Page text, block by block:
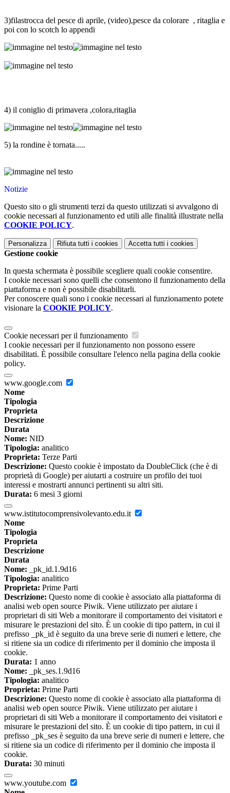
3)filastrocca del pesce di aprile, (video),pesce da colorare , ritaglia e
poi con lo scotch lo appendi
4) il coniglio di primavera ,colora,ritaglia
5) la rondine è tornata.....
Notizie
Questo sito o gli strumenti terzi da questo utilizzati si avvalgono di
cookie necessari al funzionamento ed utili alle finalità illustrate nella
COOKIE POLICY.
Personalizza Rifiuta tutti i cookies Accetta tutti i cookies
Gestione cookie
In questa schermata è possibile scegliere quali cookie consentire.
I cookie necessari sono quelli che consentono il funzionamento della
piattaforma e non è possibile disabilitarli.
Per conoscere quali sono i cookie necessari al funzionamento potete
visionare la COOKIE POLICY.
Cookie necessari per il funzionamento
I cookie necessari per il funzionamento non possono essere
disabilitati. È possibile consultare l'elenco nella pagina della cookie
policy.
www.google.com
Nome
Tipologia
Proprieta
Descrizione
Durata
Nome: NID
Tipologia: analitico
Proprieta: Terze Parti
Descrizione: Questo cookie è impostato da DoubleClick (che è di
proprietà di Google) per aiutarti a costruire un profilo dei tuoi
interessi e mostrarti annunci pertinenti su altri siti.
Durata: 6 mesi 3 giorni
www.istitutocomprensivolevanto.edu.it
Nome
Tipologia
Proprieta
Descrizione
Durata
Nome: _pk_id.1.9d16
Tipologia: analitico
Proprieta: Prime Parti
Descrizione: Questo nome di cookie è associato alla piattaforma di
analisi web open source Piwik. Viene utilizzato per aiutare i
proprietari di siti Web a monitorare il comportamento dei visitatori e
misurare le prestazioni del sito. È un cookie di tipo pattern, in cui il
prefisso _pk_id è seguito da una breve serie di numeri e lettere, che
si ritiene sia un codice di riferimento per il dominio che imposta il
cookie.
Durata: 1 anno
Nome: _pk_ses.1.9d16
Tipologia: analitico
Proprieta: Prime Parti
Descrizione: Questo nome di cookie è associato alla piattaforma di
analisi web open source Piwik. Viene utilizzato per aiutare i
proprietari di siti Web a monitorare il comportamento dei visitatori e
misurare le prestazioni del sito. È un cookie di tipo pattern, in cui il
prefisso _pk_ses è seguito da una breve serie di numeri e lettere, che
si ritiene sia un codice di riferimento per il dominio che imposta il
cookie.
Durata: 30 minuti
www.youtube.com